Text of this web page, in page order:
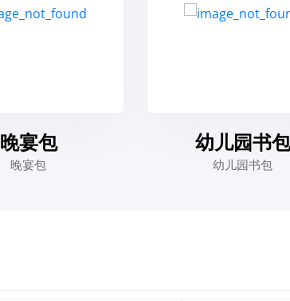
晚宴包
晚宴包
幼儿园书包
幼儿园书包